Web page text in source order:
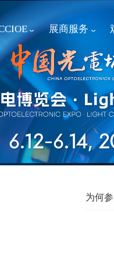
展商服务
为何